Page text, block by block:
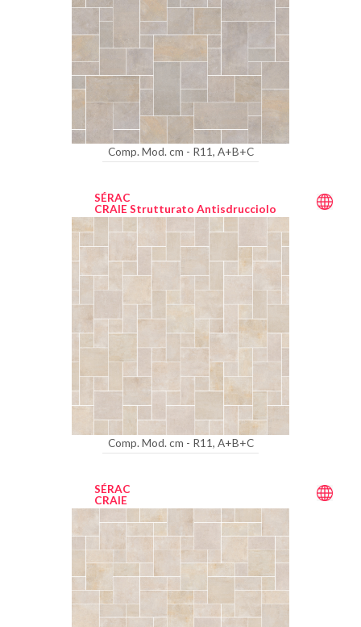
Comp. Mod. cm - R11, A+B+C
SÉRAC
CRAIE Strutturato Antisdrucciolo
Comp. Mod. cm - R11, A+B+C
SÉRAC
CRAIE